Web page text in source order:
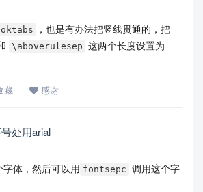
，也是有办法把竖线贯通的，把
\aboverulesep 这两个长度设置为
藏 感谢
处用arial
体，然后可以用 fontsepc 调用这个字